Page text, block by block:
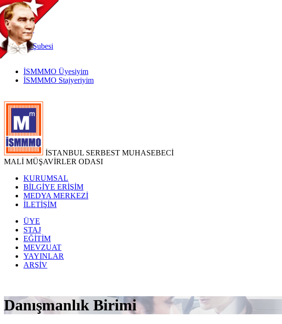
TR
|
EN
İnternetŞubesi
İSMMMO Üyesiyim
İSMMMO Stajyeriyim
İSTANBUL SERBEST MUHASEBECİ
MALİ MÜŞAVİRLER ODASI
KURUMSAL
BİLGİYE ERİŞİM
MEDYA MERKEZİ
İLETİŞİM
ÜYE
STAJ
EĞİTİM
MEVZUAT
YAYINLAR
ARŞİV
Danışmanlık Birimi